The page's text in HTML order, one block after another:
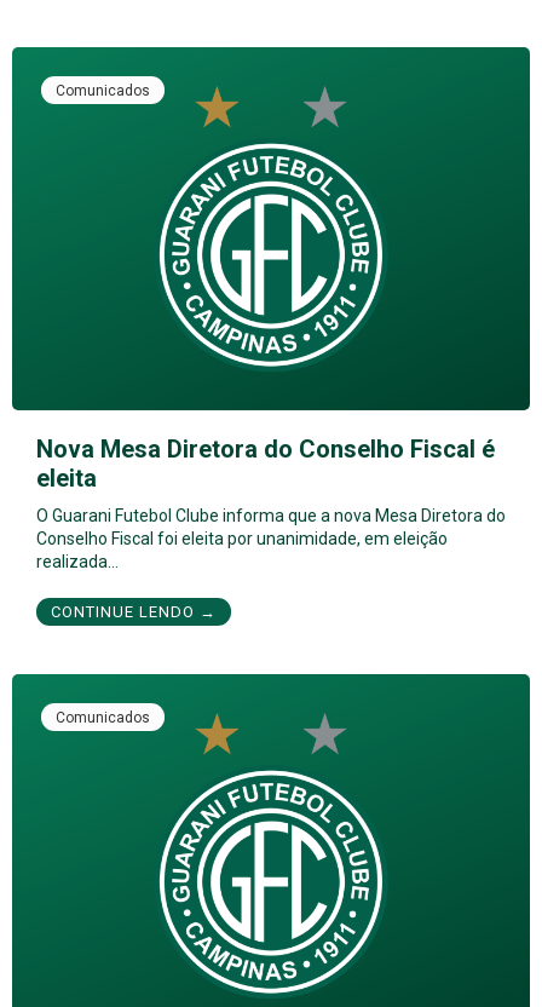
Comunicados
Nova Mesa Diretora do Conselho Fiscal é
eleita
O Guarani Futebol Clube informa que a nova Mesa Diretora do
Conselho Fiscal foi eleita por unanimidade, em eleição
realizada…
CONTINUE LENDO →
Comunicados